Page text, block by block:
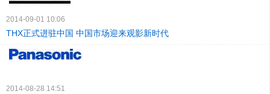
2014-09-01 10:06
THX正式进驻中国 中国市场迎来观影新时代
2014-08-28 14:51